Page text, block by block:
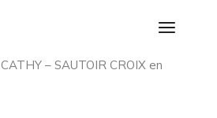
CATHY – SAUTOIR CROIX en